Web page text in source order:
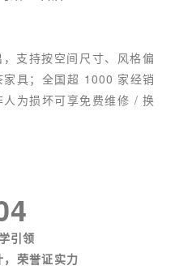
支持按空间尺寸、风格偏
具；全国超 1000 家经销
为损坏可享免费维修 / 换
引领
荣誉证实力